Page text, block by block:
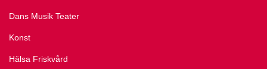
Dans Musik Teater
Konst
Hälsa Friskvård